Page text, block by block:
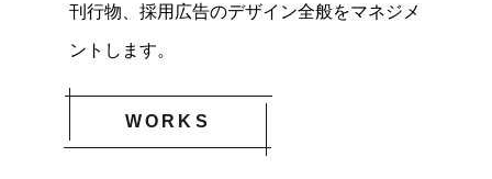
刊行物、採用広告のデザイン全般をマネジメ
ントします。
WORKS